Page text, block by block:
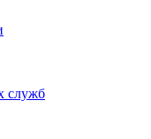
служб